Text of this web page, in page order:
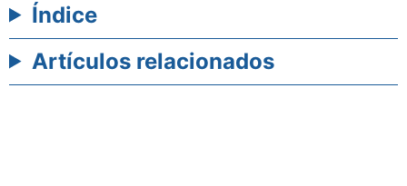
Índice
Artículos relacionados